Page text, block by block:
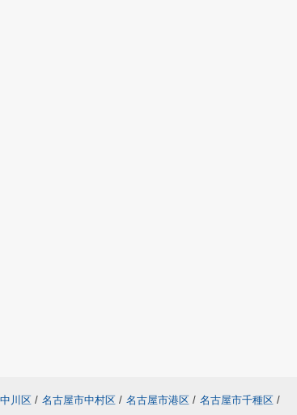
川区 / 名古屋市中村区 / 名古屋市港区 / 名古屋市千種区 /